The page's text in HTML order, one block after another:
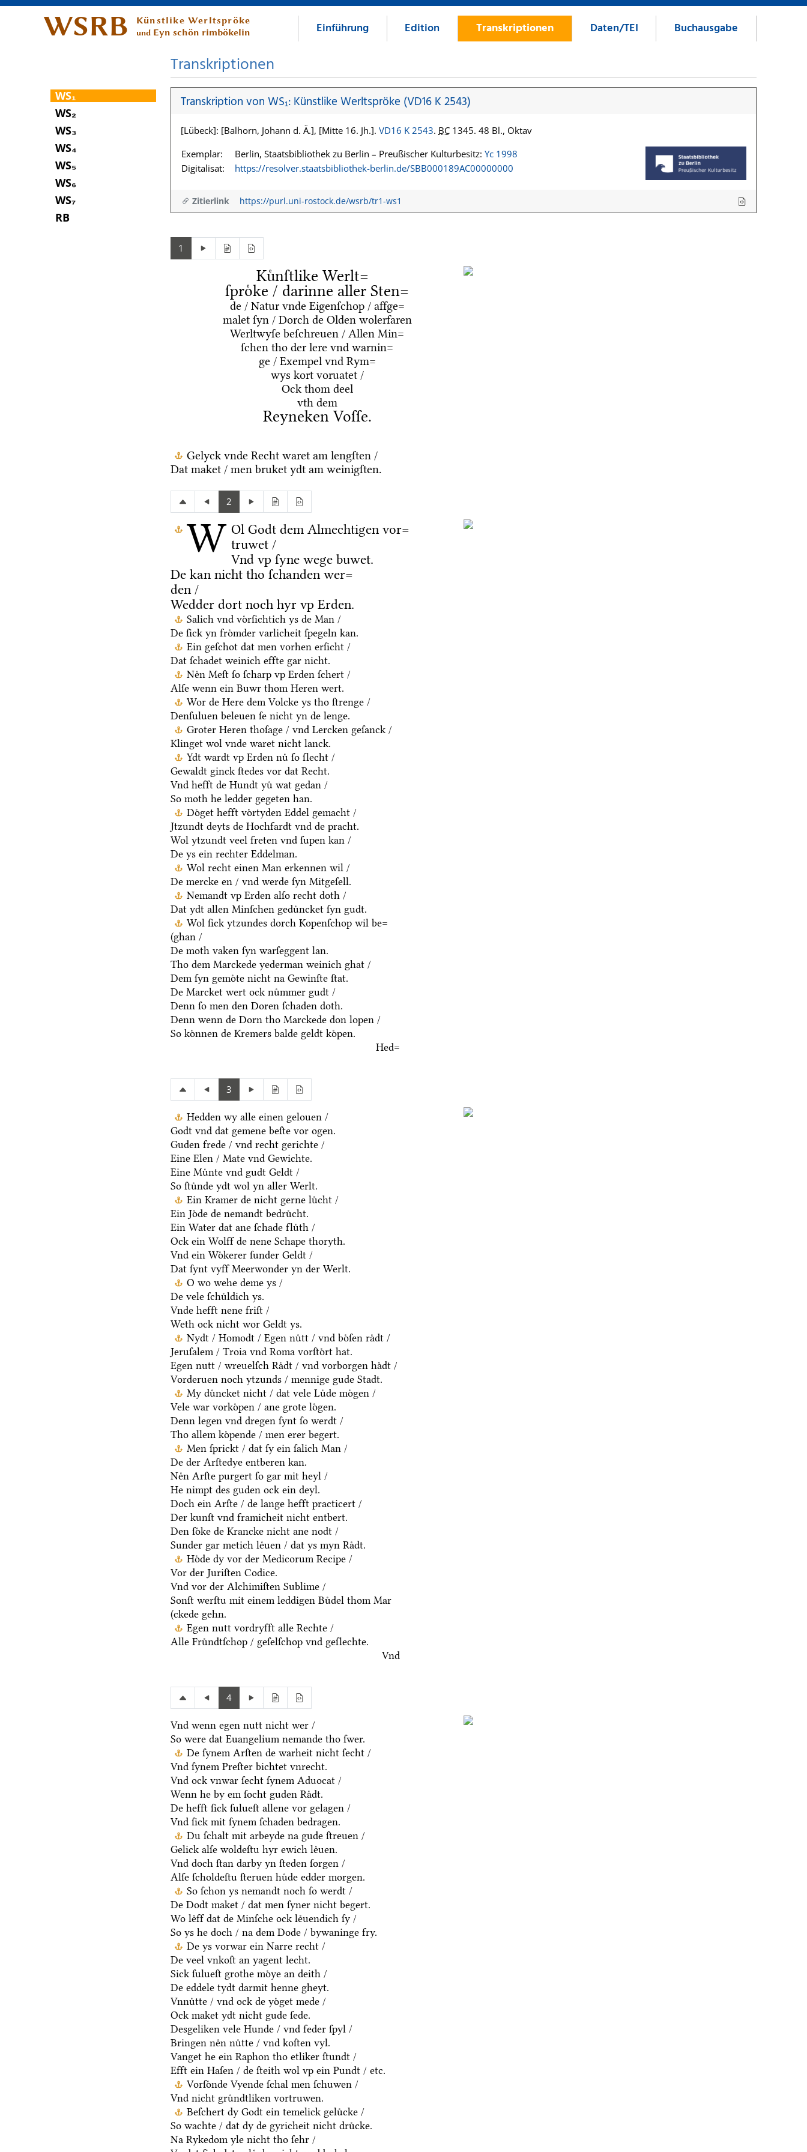
WSRB Künstlike Werltspröke
und Eyn schön rimbökelin Einführung Edition Transkriptionen Daten/TEI Buchausgabe
WS₁
WS₂
WS₃
WS₄
WS₅
WS₆
WS₇
RB
Transkriptionen
Transkription von WS₁: Künstlike Werltspröke (VD16 K 2543)
[Lübeck]: [Balhorn, Johann d. Ä.], [Mitte 16. Jh.]. VD16 K 2543. BC 1345. 48 Bl., Oktav
Exemplar:
Berlin, Staatsbibliothek zu Berlin – Preußischer Kulturbesitz: Yc 1998
Digitalisat:
https://resolver.staatsbibliothek-berlin.de/SBB000189AC00000000
Zitierlink https://purl.uni-rostock.de/wsrb/tr1-ws1
1
Kuͤnſtlike Werlt=
ſproͤke / darinne aller Sten=
de / Natur vnde Eigenſchop / affge=
malet ſyn / Dorch de Olden wolerfaren
Werltwyſe beſchreuen / Allen Min=
ſchen tho der lere vnd warnin=
ge / Exempel vnd Rym=
wys kort voruatet /
Ock thom deel
vth dem
Reyneken Voſſe.
Gelyck vnde Recht waret am lengſten /
Dat maket / men bruket ydt am weinigſten.
2
W Ol Godt dem Almechtigen vor=
truwet /
Vnd vp ſyne wege buwet.
De kan nicht tho ſchanden wer=
den /
Wedder dort noch hyr vp Erden.
Salich vnd voͤrſichtich ys de Man /
De ſick yn froͤmder varlicheit ſpegeln kan.
Ein geſchot dat men vorhen erſicht /
Dat ſchadet weinich effte gar nicht.
Neͤn Meſt ſo ſcharp vp Erden ſchert /
Alſe wenn ein Buwr thom Heren wert.
Wor de Here dem Volcke ys tho ſtrenge /
Denſuluen beleuen ſe nicht yn de lenge.
Groter Heren thoſage / vnd Lercken geſanck /
Klinget wol vnde waret nicht lanck.
Ydt wardt vp Erden nuͤ ſo ſlecht /
Gewaldt ginck ſtedes vor dat Recht.
Vnd hefft de Hundt yuͤ wat gedan /
So moth he ledder gegeten han.
Doͤget hefft voͤrtyden Eddel gemacht /
Jtzundt deyts de Hochfardt vnd de pracht.
Wol ytzundt veel freten vnd ſupen kan /
De ys ein rechter Eddelman.
Wol recht einen Man erkennen wil /
De mercke en / vnd werde ſyn Mitgeſell.
Nemandt vp Erden alſo recht doth /
Dat ydt allen Minſchen geduͤncket ſyn gudt.
Wol ſick ytzundes dorch Kopenſchop wil be=
(ghan /
De moth vaken ſyn warſeggent lan.
Tho dem Marckede yederman weinich ghat /
Dem ſyn gemoͤte nicht na Gewinſte ſtat.
De Marcket wert ock nuͤmmer gudt /
Denn ſo men den Doren ſchaden doth.
Denn wenn de Dorn tho Marckede don lopen /
So koͤnnen de Kremers balde geldt koͤpen.
Hed=
3
Hedden wy alle einen gelouen /
Godt vnd dat gemene beſte vor ogen.
Guden frede / vnd recht gerichte /
Eine Elen / Mate vnd Gewichte.
Eine Muͤnte vnd gudt Geldt /
So ſtuͤnde ydt wol yn aller Werlt.
Ein Kramer de nicht gerne luͤcht /
Ein Joͤde de nemandt bedruͤcht.
Ein Water dat ane ſchade fluͤth /
Ock ein Wolff de nene Schape thoryth.
Vnd ein Woͤkerer ſunder Geldt /
Dat ſynt vyff Meerwonder yn der Werlt.
O wo wehe deme ys /
De vele ſchuͤldich ys.
Vnde hefft nene friſt /
Weth ock nicht wor Geldt ys.
Nydt / Homodt / Egen nuͤtt / vnd boͤſen raͤdt /
Jeruſalem / Troia vnd Roma vorſtoͤrt hat.
Egen nutt / wreuelſch Raͤdt / vnd vorborgen haͤdt /
Vorderuen noch ytzunds / mennige gude Stadt.
My duͤncket nicht / dat vele Luͤde moͤgen /
Vele war vorkoͤpen / ane grote loͤgen.
Denn legen vnd dregen ſynt ſo werdt /
Tho allem koͤpende / men erer begert.
Men ſprickt / dat ſy ein ſalich Man /
De der Arſtedye entberen kan.
Neͤn Arſte purgert ſo gar mit heyl /
He nimpt des guden ock ein deyl.
Doch ein Arſte / de lange hefft practicert /
Der kunſt vnd framicheit nicht entbert.
Den ſoͤke de Krancke nicht ane nodt /
Sunder gar metich leͤuen / dat ys myn Raͤdt.
Hoͤde dy vor der Medicorum Recipe /
Vor der Juriſten Codice.
Vnd vor der Alchimiſten Sublime /
Sonſt werſtu mit einem leddigen Buͤdel thom Mar
(ckede gehn.
Egen nutt vordryfft alle Rechte /
Alle Fruͤndtſchop / geſelſchop vnd geſlechte.
Vnd
4
Vnd wenn egen nutt nicht wer /
So were dat Euangelium nemande tho ſwer.
De ſynem Arſten de warheit nicht ſecht /
Vnd ſynem Preſter bichtet vnrecht.
Vnd ock vnwar ſecht ſynem Aduocat /
Wenn he by em ſocht guden Raͤdt.
De hefft ſick ſulueſt allene vor gelagen /
Vnd ſick mit ſynem ſchaden bedragen.
Du ſchalt mit arbeyde na gude ſtreuen /
Gelick alſe woldeſtu hyr ewich leͤuen.
Vnd doch ſtan darby yn ſteden ſorgen /
Alſe ſcholdeſtu ſteruen huͤde edder morgen.
So ſchon ys nemandt noch ſo werdt /
De Dodt maket / dat men ſyner nicht begert.
Wo leͤff dat de Minſche ock leͤuendich ſy /
So ys he doch / na dem Dode / bywaninge fry.
De ys vorwar ein Narre recht /
De veel vnkoſt an yagent lecht.
Sick ſulueſt grothe moͤye an deith /
De eddele tydt darmit henne gheyt.
Vnnuͤtte / vnd ock de yoͤget mede /
Ock maket ydt nicht gude ſede.
Desgeliken vele Hunde / vnd feder ſpyl /
Bringen neͤn nuͤtte / vnd koſten vyl.
Vanget he ein Raphon tho etliker ſtundt /
Efft ein Haſen / de ſteith wol vp ein Pundt / etc.
Vorſoͤnde Vyende ſchal men ſchuwen /
Vnd nicht gruͤndtliken vortruwen.
Beſchert dy Godt ein temelick geluͤcke /
So wachte / dat dy de gyricheit nicht druͤcke.
Na Rykedom yle nicht tho ſehr /